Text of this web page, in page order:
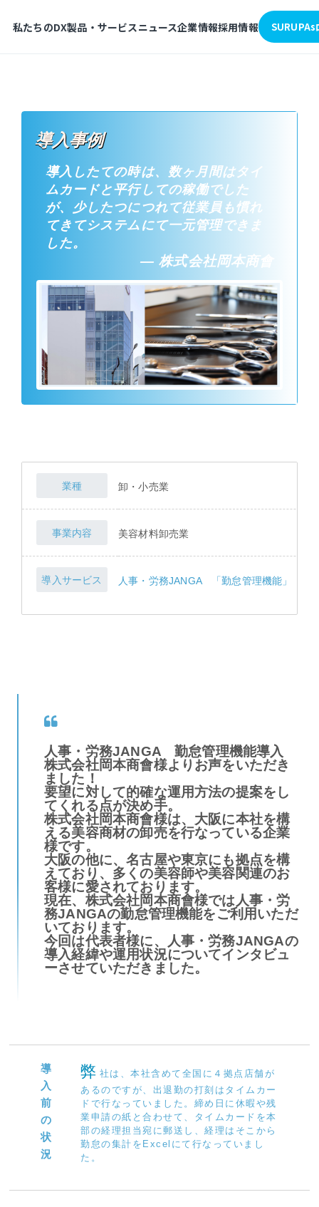
私たちのDX製品・サービスニュース企業情報採用情報 SURUPAs
導入事例
導入したての時は、数ヶ月間はタイ
ムカードと平行しての稼働でした
が、少したつにつれて従業員も慣れ
てきてシステムにて一元管理できま
した。
株式会社岡本商會
業種 卸・小売業
事業内容 美容材料卸売業
導入サービス 人事・労務JANGA 「勤怠管理機能」 >
人事・労務JANGA 勤怠管理機能導入
株式会社岡本商會様よりお声をいただき
ました！
要望に対して的確な運用方法の提案をし
てくれる点が決め手。
株式会社岡本商會様は、大阪に本社を構
える美容商材の卸売を行なっている企業
様です。
大阪の他に、名古屋や東京にも拠点を構
えており、多くの美容師や美容関連のお
客様に愛されております。
現在、株式会社岡本商會様では人事・労
務JANGAの勤怠管理機能をご利用いただ
いております。
今回は代表者様に、人事・労務JANGAの
導入経緯や運用状況についてインタビュ
ーさせていただきました。
導
入
前
の
状
況
弊 社は、本社含めて全国に４拠点店舗が
あるのですが、出退勤の打刻はタイムカー
ドで行なっていました。締め日に休暇や残
業申請の紙と合わせて、タイムカードを本
部の経理担当宛に郵送し、経理はそこから
勤怠の集計をExcelにて行なっていまし
た。